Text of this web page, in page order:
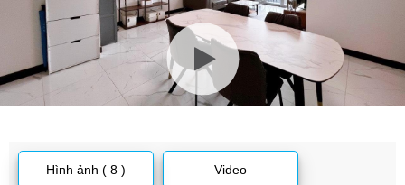
Hình ảnh ( 8 ) Video